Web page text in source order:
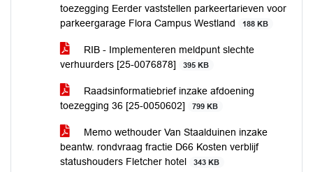
toezegging Eerder vaststellen parkeertarieven voor
parkeergarage Flora Campus Westland
188 KB
RIB - Implementeren meldpunt slechte
verhuurders [25-0076878]
395 KB
Raadsinformatiebrief inzake afdoening
toezegging 36 [25-0050602]
799 KB
Memo wethouder Van Staalduinen inzake
beantw. rondvraag fractie D66 Kosten verblijf
statushouders Fletcher hotel
343 KB